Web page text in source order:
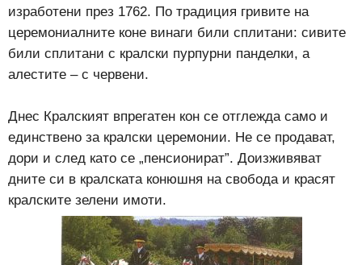
изработени през 1762. По традиция гривите на
церемониалните коне винаги били сплитани: сивите
били сплитани с кралски пурпурни панделки, а
алестите – с червени.
Днес Кралският впрегатен кон се отглежда само и
единствено за кралски церемонии. Не се продават,
дори и след като се „пенсионират”. Доизживяват
дните си в кралската конюшня на свобода и красят
кралските зелени имоти.